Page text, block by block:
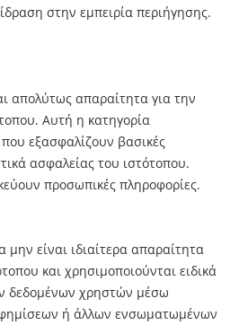
στην εμπειρία περιήγησης.
απολύτως απαραίτητα για την
Αυτή η κατηγορία
εξασφαλίζουν βασικές
ασφαλείας του ιστότοπου.
προσωπικές πληροφορίες.
είναι ιδιαίτερα απαραίτητα
και χρησιμοποιούνται ειδικά
δεδομένων χρηστών μέσω
ή άλλων ενσωματωμένων